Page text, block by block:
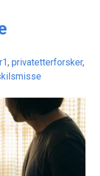
, privatetterforsker,